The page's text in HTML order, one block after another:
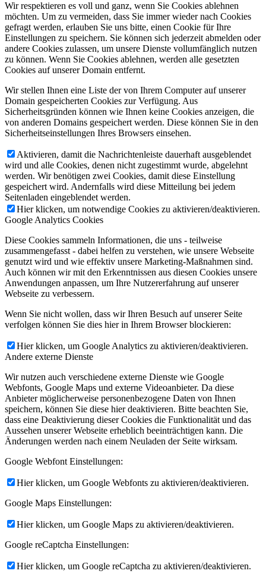
Wir respektieren es voll und ganz, wenn Sie Cookies ablehnen
möchten. Um zu vermeiden, dass Sie immer wieder nach Cookies
gefragt werden, erlauben Sie uns bitte, einen Cookie für Ihre
Einstellungen zu speichern. Sie können sich jederzeit abmelden oder
andere Cookies zulassen, um unsere Dienste vollumfänglich nutzen
zu können. Wenn Sie Cookies ablehnen, werden alle gesetzten
Cookies auf unserer Domain entfernt.
Wir stellen Ihnen eine Liste der von Ihrem Computer auf unserer
Domain gespeicherten Cookies zur Verfügung. Aus
Sicherheitsgründen können wie Ihnen keine Cookies anzeigen, die
von anderen Domains gespeichert werden. Diese können Sie in den
Sicherheitseinstellungen Ihres Browsers einsehen.
Aktivieren, damit die Nachrichtenleiste dauerhaft ausgeblendet
wird und alle Cookies, denen nicht zugestimmt wurde, abgelehnt
werden. Wir benötigen zwei Cookies, damit diese Einstellung
gespeichert wird. Andernfalls wird diese Mitteilung bei jedem
Seitenladen eingeblendet werden.
Hier klicken, um notwendige Cookies zu aktivieren/deaktivieren.
Google Analytics Cookies
Diese Cookies sammeln Informationen, die uns - teilweise
zusammengefasst - dabei helfen zu verstehen, wie unsere Webseite
genutzt wird und wie effektiv unsere Marketing-Maßnahmen sind.
Auch können wir mit den Erkenntnissen aus diesen Cookies unsere
Anwendungen anpassen, um Ihre Nutzererfahrung auf unserer
Webseite zu verbessern.
Wenn Sie nicht wollen, dass wir Ihren Besuch auf unserer Seite
verfolgen können Sie dies hier in Ihrem Browser blockieren:
Hier klicken, um Google Analytics zu aktivieren/deaktivieren.
Andere externe Dienste
Wir nutzen auch verschiedene externe Dienste wie Google
Webfonts, Google Maps und externe Videoanbieter. Da diese
Anbieter möglicherweise personenbezogene Daten von Ihnen
speichern, können Sie diese hier deaktivieren. Bitte beachten Sie,
dass eine Deaktivierung dieser Cookies die Funktionalität und das
Aussehen unserer Webseite erheblich beeinträchtigen kann. Die
Änderungen werden nach einem Neuladen der Seite wirksam.
Google Webfont Einstellungen:
Hier klicken, um Google Webfonts zu aktivieren/deaktivieren.
Google Maps Einstellungen:
Hier klicken, um Google Maps zu aktivieren/deaktivieren.
Google reCaptcha Einstellungen:
Hier klicken, um Google reCaptcha zu aktivieren/deaktivieren.